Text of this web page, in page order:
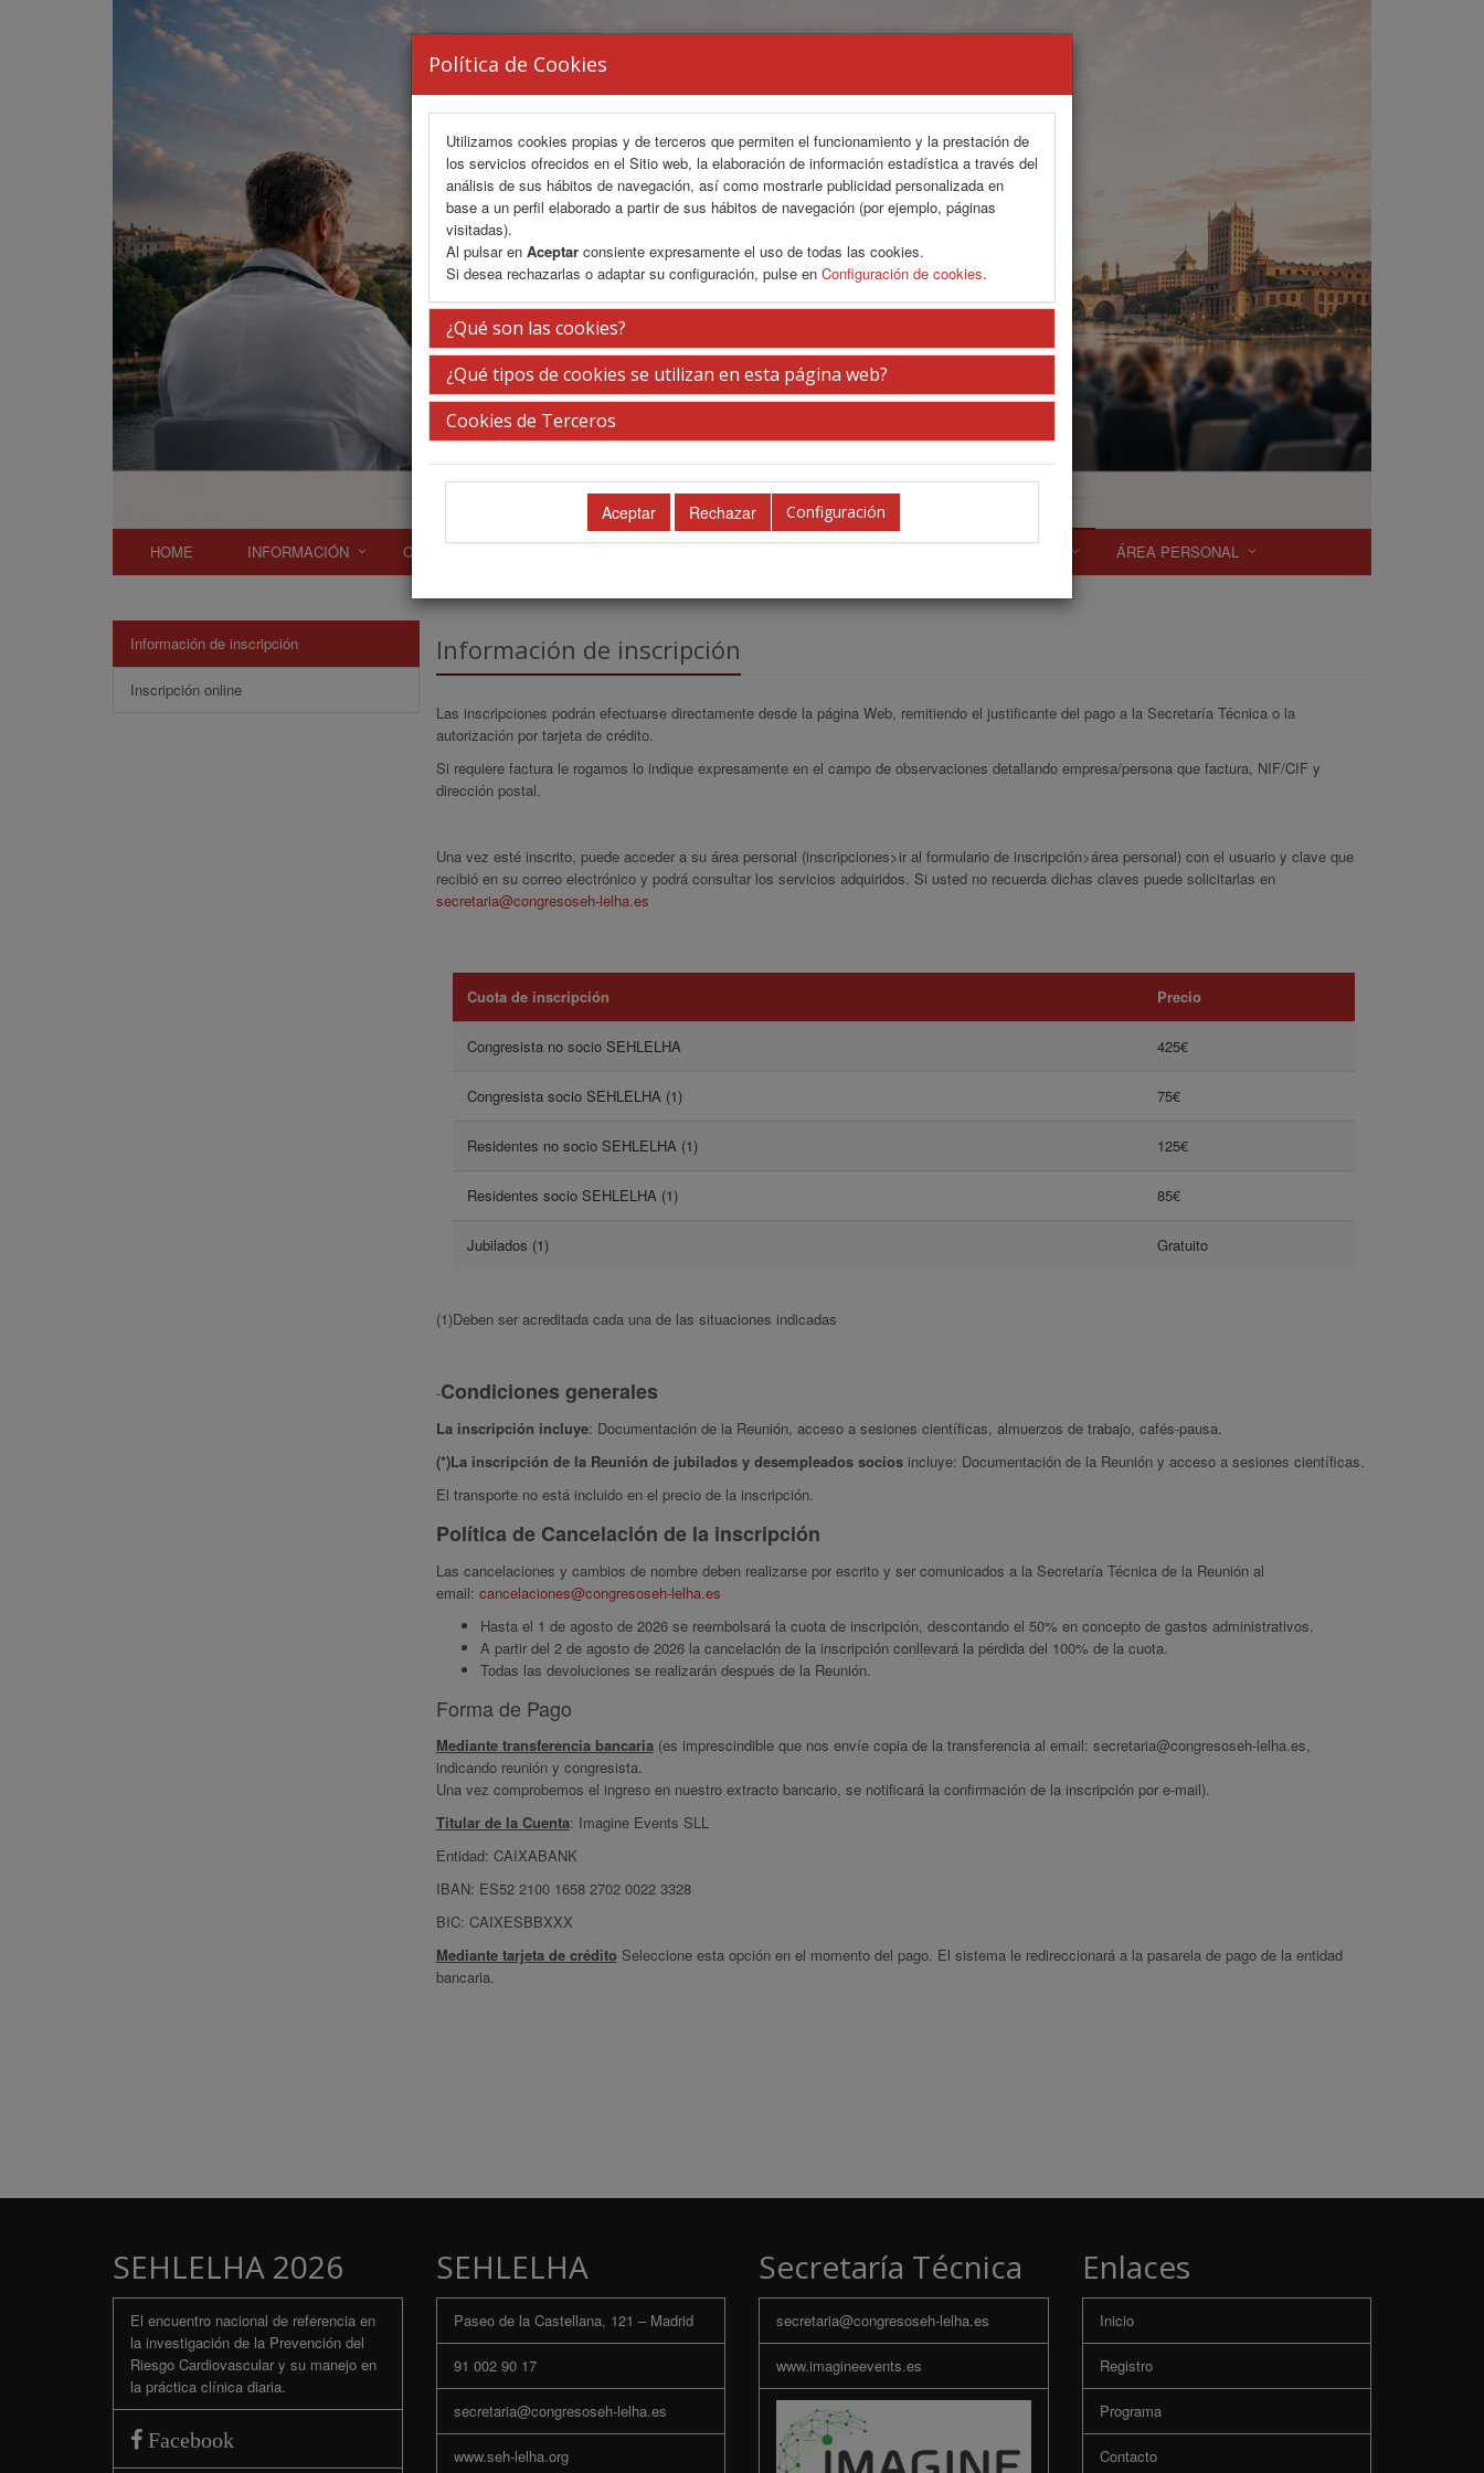
Política de Cookies
Utilizamos cookies propias y de terceros que permiten el funcionamiento y la prestación de
los servicios ofrecidos en el Sitio web, la elaboración de información estadística a través del
análisis de sus hábitos de navegación, así como mostrarle publicidad personalizada en
base a un perfil elaborado a partir de sus hábitos de navegación (por ejemplo, páginas
visitadas).
Al pulsar en Aceptar consiente expresamente el uso de todas las cookies.
Si desea rechazarlas o adaptar su configuración, pulse en Configuración de cookies.
¿Qué son las cookies?
¿Qué tipos de cookies se utilizan en esta página web?
Cookies de Terceros
Configuración
HOME
INFORMACIÓN COMITÉS ÁREA PERSONAL
Información de inscripción
Inscripción online
Información de inscripción
Las inscripciones podrán efectuarse directamente desde la página Web, remitiendo el justificante del pago a la Secretaría Técnica o la
autorización por tarjeta de crédito.
Si requiere factura le rogamos lo indique expresamente en el campo de observaciones detallando empresa/persona que factura, NIF/CIF y
dirección postal.
Una vez esté inscrito, puede acceder a su área personal (inscripciones>ir al formulario de inscripción>área personal) con el usuario y clave que
recibió en su correo electrónico y podrá consultar los servicios adquiridos. Si usted no recuerda dichas claves puede solicitarlas en
secretaria@congresoseh-lelha.es
Cuota de inscripción Precio
Congresista no socio SEHLELHA 425€
Congresista socio SEHLELHA (1) 75€
Residentes no socio SEHLELHA (1) 125€
Residentes socio SEHLELHA (1) 85€
Jubilados (1) Gratuito
(1)Deben ser acreditada cada una de las situaciones indicadas
-Condiciones generales
La inscripción incluye: Documentación de la Reunión, acceso a sesiones científicas, almuerzos de trabajo, cafés-pausa.
(*)La inscripción de la Reunión de jubilados y desempleados sociosincluye: Documentación de la Reunión y acceso a sesiones científicas.
El transporte no está incluido en el precio de la inscripción.
Política de Cancelación de la inscripción
Las cancelaciones y cambios de nombre deben realizarse por escrito y ser comunicados a la Secretaría Técnica de la Reunión al
email: cancelaciones@congresoseh-lelha.es
Hasta el 1 de agosto de 2026 se reembolsará la cuota de inscripción, descontando el 50% en concepto de gastos administrativos.
A partir del 2 de agosto de 2026 la cancelación de la inscripción conllevará la pérdida del 100% de la cuota.
Todas las devoluciones se realizarán después de la Reunión.
Forma de Pago
Mediante transferencia bancaria(es imprescindible que nos envíe copia de la transferencia al email: secretaria@congresoseh-lelha.es,
indicando reunión y congresista.
Una vez comprobemos el ingreso en nuestro extracto bancario, se notificará la confirmación de la inscripción por e-mail).
Titular de la Cuenta: Imagine Events SLL
Entidad: CAIXABANK
IBAN: ES52 2100 1658 2702 0022 3328
BIC: CAIXESBBXXX
Mediante tarjeta de créditoSeleccione esta opción en el momento del pago. El sistema le redireccionará a la pasarela de pago de la entidad
bancaria.
SEHLELHA 2026
El encuentro nacional de referencia en
la investigación de la Prevención del
Riesgo Cardiovascular y su manejo en
la práctica clínica diaria.
Facebook
SEHLELHA
Paseo de la Castellana, 121 – Madrid
91 002 90 17
secretaria@congresoseh-lelha.es
www.seh-lelha.org
Secretaría Técnica
secretaria@congresoseh-lelha.es
www.imagineevents.es
Enlaces
Inicio
Registro
Programa
Contacto